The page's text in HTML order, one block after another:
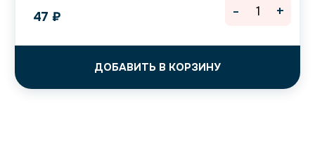
47 ₽
ДОБАВИТЬ В КОРЗИНУ
- +